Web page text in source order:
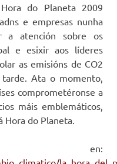
do Planeta 2009
e empresas nunha
a atención sobre os
e esixir aos líderes
as emisións de CO2
Ata o momento,
comprometéronse a
máis emblemáticos,
do Planeta.
en: